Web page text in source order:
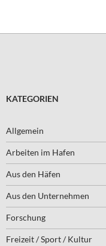
KATEGORIEN
Allgemein
Arbeiten im Hafen
Aus den Häfen
Aus den Unternehmen
Forschung
Freizeit / Sport / Kultur